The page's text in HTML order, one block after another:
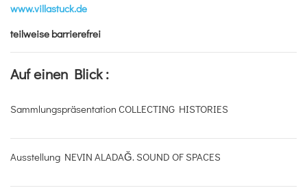
www.villastuck.de
teilweise barrierefrei
Auf einen Blick :
Sammlungspräsentation COLLECTING HISTORIES
Ausstellung NEVIN ALADAĞ. SOUND OF SPACES